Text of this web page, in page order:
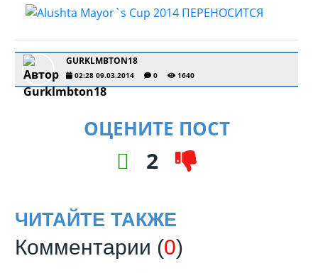
GURKLMBTON18
02:28 09.03.2014 0 1640
ОЦЕНИТЕ ПОСТ
2
ЧИТАЙТЕ ТАКЖЕ
Комментарии (0)